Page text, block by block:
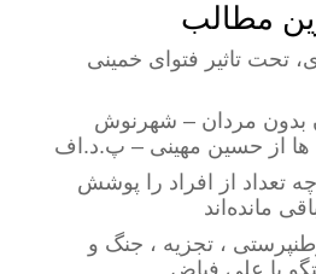
مطالب
تاثیر فتوای خمینی
بدون مردان – شهرنوش
از حسین مهینی – پ.د.اف
(بخش3): چه تعداد از افراد را پوشش
مانده‌اند
، تجزیه ، جنگ و
با علی فیاض